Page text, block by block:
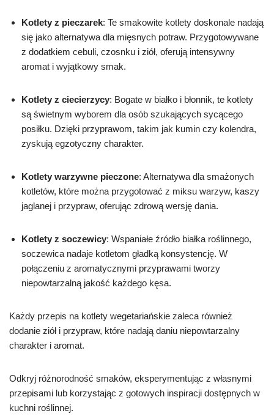
Kotlety z pieczarek: Te smakowite kotlety doskonale nadają
się jako alternatywa dla mięsnych potraw. Przygotowywane
z dodatkiem cebuli, czosnku i ziół, oferują intensywny
aromat i wyjątkowy smak.
Kotlety z ciecierzycy: Bogate w białko i błonnik, te kotlety
są świetnym wyborem dla osób szukających sycącego
posiłku. Dzięki przyprawom, takim jak kumin czy kolendra,
zyskują egzotyczny charakter.
Kotlety warzywne pieczone: Alternatywa dla smażonych
kotletów, które można przygotować z miksu warzyw, kaszy
jaglanej i przypraw, oferując zdrową wersję dania.
Kotlety z soczewicy: Wspaniałe źródło białka roślinnego,
soczewica nadaje kotletom gładką konsystencję. W
połączeniu z aromatycznymi przyprawami tworzy
niepowtarzalną jakość każdego kęsa.
Każdy przepis na kotlety wegetariańskie zaleca również
dodanie ziół i przypraw, które nadają daniu niepowtarzalny
charakter i aromat.
Odkryj różnorodność smaków, eksperymentując z własnymi
przepisami lub korzystając z gotowych inspiracji dostępnych w
kuchni roślinnej.